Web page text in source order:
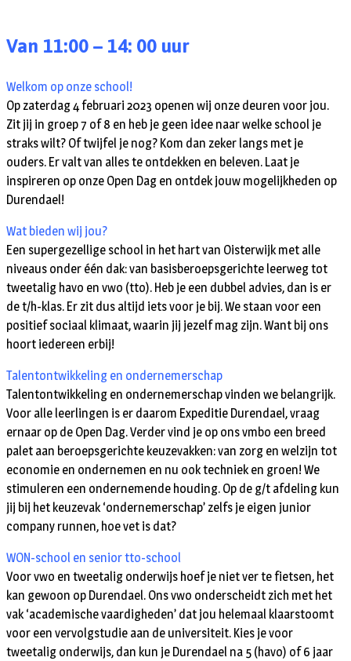
Van 11:00 – 14: 00 uur
Welkom op onze school!
Op zaterdag 4 februari 2023 openen wij onze deuren voor jou.
Zit jij in groep 7 of 8 en heb je geen idee naar welke school je
straks wilt? Of twijfel je nog? Kom dan zeker langs met je
ouders. Er valt van alles te ontdekken en beleven. Laat je
inspireren op onze Open Dag en ontdek jouw mogelijkheden op
Durendael!
Wat bieden wij jou?
Een supergezellige school in het hart van Oisterwijk met alle
niveaus onder één dak: van basisberoepsgerichte leerweg tot
tweetalig havo en vwo (tto). Heb je een dubbel advies, dan is er
de t/h-klas. Er zit dus altijd iets voor je bij. We staan voor een
positief sociaal klimaat, waarin jij jezelf mag zijn. Want bij ons
hoort iedereen erbij!
Talentontwikkeling en ondernemerschap
Talentontwikkeling en ondernemerschap vinden we belangrijk.
Voor alle leerlingen is er daarom Expeditie Durendael, vraag
ernaar op de Open Dag. Verder vind je op ons vmbo een breed
palet aan beroepsgerichte keuzevakken: van zorg en welzijn tot
economie en ondernemen en nu ook techniek en groen! We
stimuleren een ondernemende houding. Op de g/t afdeling kun
jij bij het keuzevak ‘ondernemerschap’ zelfs je eigen junior
company runnen, hoe vet is dat?
WON-school en senior tto-school
Voor vwo en tweetalig onderwijs hoef je niet ver te fietsen, het
kan gewoon op Durendael. Ons vwo onderscheidt zich met het
vak ‘academische vaardigheden’ dat jou helemaal klaarstoomt
voor een vervolgstudie aan de universiteit. Kies je voor
tweetalig onderwijs, dan kun je Durendael na 5 (havo) of 6 jaar